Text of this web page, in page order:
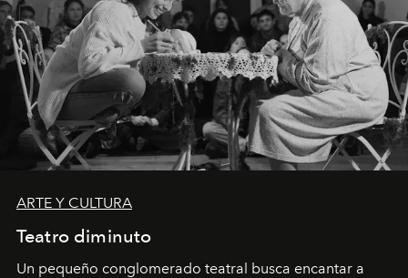
ARTE Y CULTURA
Teatro diminuto
Un pequeño conglomerado teatral busca encantar a